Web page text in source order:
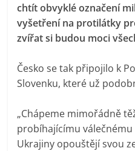
chtít obvyklé označení
vyšetření na protilátky
zvířat si budou moci
Česko se tak připojilo k
Slovenku, které už
„Chápeme mimořádně
probíhajícímu
Ukrajiny opouštějí svou